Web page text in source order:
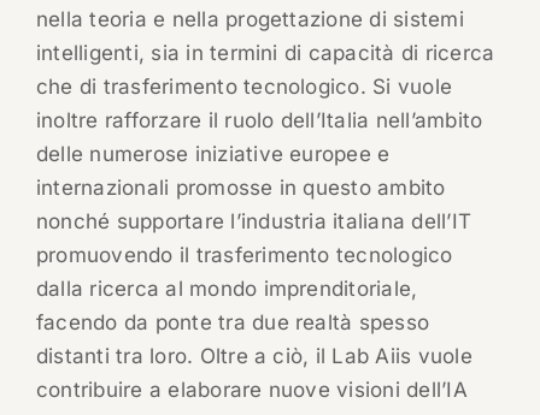
nella teoria e nella progettazione di sistemi
intelligenti, sia in termini di capacità di ricerca
che di trasferimento tecnologico. Si vuole
inoltre rafforzare il ruolo dell’Italia nell’ambito
delle numerose iniziative europee e
internazionali promosse in questo ambito
nonché supportare l’industria italiana dell’IT
promuovendo il trasferimento tecnologico
dalla ricerca al mondo imprenditoriale,
facendo da ponte tra due realtà spesso
distanti tra loro. Oltre a ciò, il Lab Aiis vuole
contribuire a elaborare nuove visioni dell’IA